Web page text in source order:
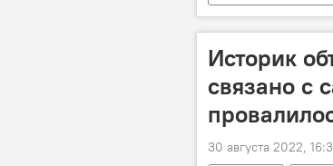
Украина
СВО
Историк
связано с
30 августа 2022,